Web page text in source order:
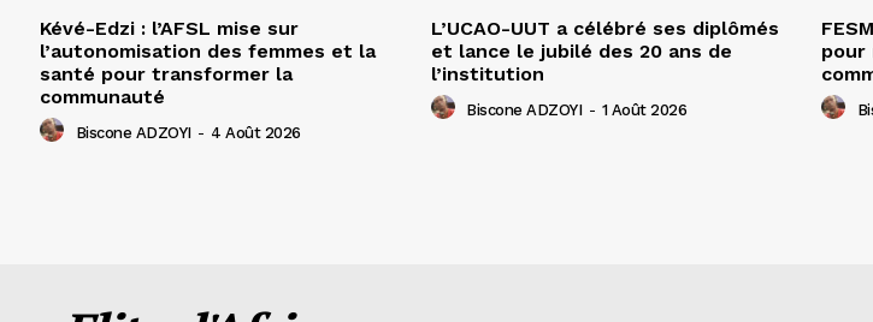
Kévé-Edzi : l’AFSL mise sur
l’autonomisation des femmes et la
santé pour transformer la
communauté
Biscone ADZOYI - 4 Août 2026
L’UCAO-UUT a célébré ses diplômés
et lance le jubilé des 20 ans de
l’institution
Biscone ADZOYI - 1 Août 2026
pour